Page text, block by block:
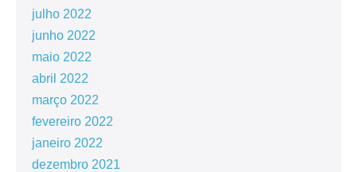
julho 2022
junho 2022
maio 2022
abril 2022
março 2022
fevereiro 2022
janeiro 2022
dezembro 2021